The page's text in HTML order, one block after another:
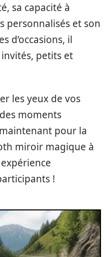
sa capacité à
personnalisés et son
d’occasions, il
petits et
les yeux de vos
moments
pour la
miroir magique à
!